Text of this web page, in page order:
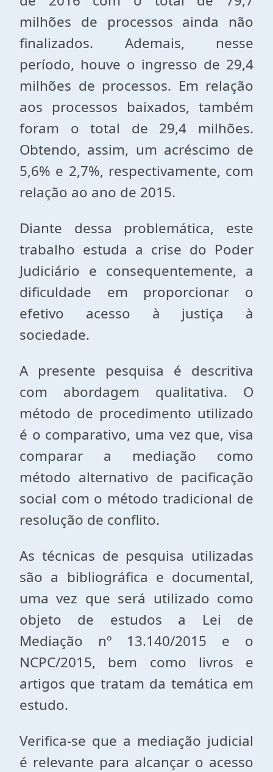
milhões de processos ainda não
finalizados. Ademais, nesse
período, houve o ingresso de 29,4
milhões de processos. Em relação
aos processos baixados, também
foram o total de 29,4 milhões.
Obtendo, assim, um acréscimo de
5,6% e 2,7%, respectivamente, com
relação ao ano de 2015.
Diante dessa problemática, este
trabalho estuda a crise do Poder
Judiciário e consequentemente, a
dificuldade em proporcionar o
efetivo acesso à justiça à
sociedade.
A presente pesquisa é descritiva
com abordagem qualitativa. O
método de procedimento utilizado
é o comparativo, uma vez que, visa
comparar a mediação como
método alternativo de pacificação
social com o método tradicional de
resolução de conflito.
As técnicas de pesquisa utilizadas
são a bibliográfica e documental,
uma vez que será utilizado como
objeto de estudos a Lei de
Mediação nº 13.140/2015 e o
NCPC/2015, bem como livros e
artigos que tratam da temática em
estudo.
Verifica-se que a mediação judicial
é relevante para alcançar o acesso